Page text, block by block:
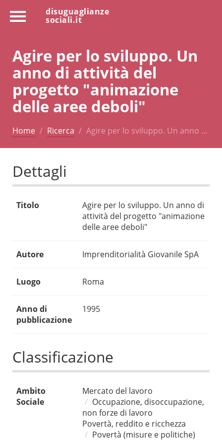
disuguaglianze
sociali.it
Agire per lo sviluppo. Un
anno di attività del
progetto "animazione
delle aree deboli"
Home Ricerca Agire per lo sviluppo. Un anno …
Dettagli
Titolo
Agire per lo sviluppo. Un anno di
attività del progetto "animazione
delle aree deboli"
Autore Imprenditorialità Giovanile SpA
Luogo Roma
Anno di
pubblicazione
1995
Classificazione
Ambito
Sociale
Mercato del lavoro
Occupazione, disoccupazione,
non forze di lavoro
Povertà, reddito e ricchezza
Povertà (misure e politiche)